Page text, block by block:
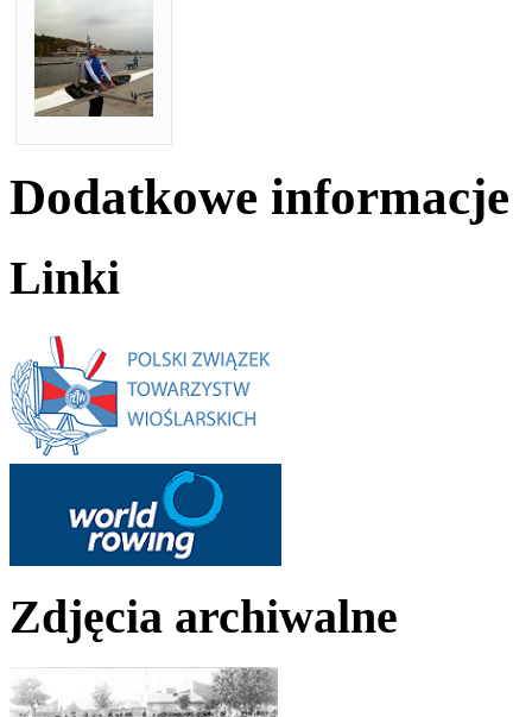
Dodatkowe informacje
Linki
Zdjęcia archiwalne